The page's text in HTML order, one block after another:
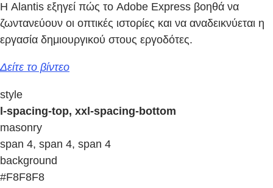
Η Alantis εξηγεί πώς το Adobe Express βοηθά να
ζωντανεύουν οι οπτικές ιστορίες και να αναδεικνύεται η
εργασία δημιουργικού στους εργοδότες.
Δείτε το βίντεο
style
l-spacing-top, xxl-spacing-bottom
masonry
span 4, span 4, span 4
background
#F8F8F8